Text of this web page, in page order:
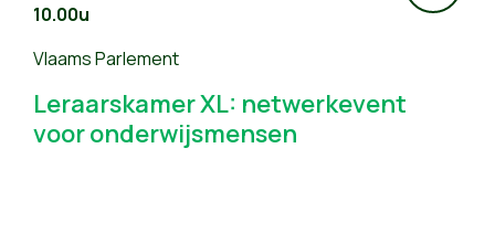
10.00u
Vlaams Parlement
Leraarskamer XL: netwerkevent
voor onderwijsmensen